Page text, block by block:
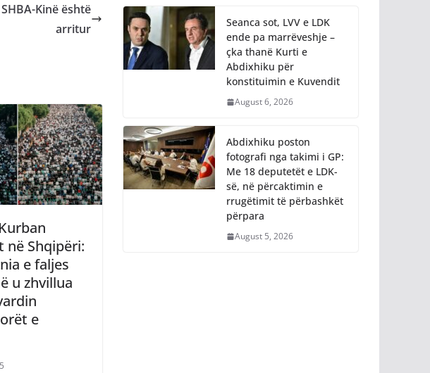
Kinë është
arritur
në Shqipëri:
e faljes
u zhvillua
e
Seanca sot, LVV e LDK
ende pa marrëveshje –
çka thanë Kurti e
Abdixhiku për
konstituimin e Kuvendit
August 6, 2026
Abdixhiku poston
fotografi nga takimi i GP:
Me 18 deputetët e LDK-
së, në përcaktimin e
rrugëtimit të përbashkët
përpara
August 5, 2026